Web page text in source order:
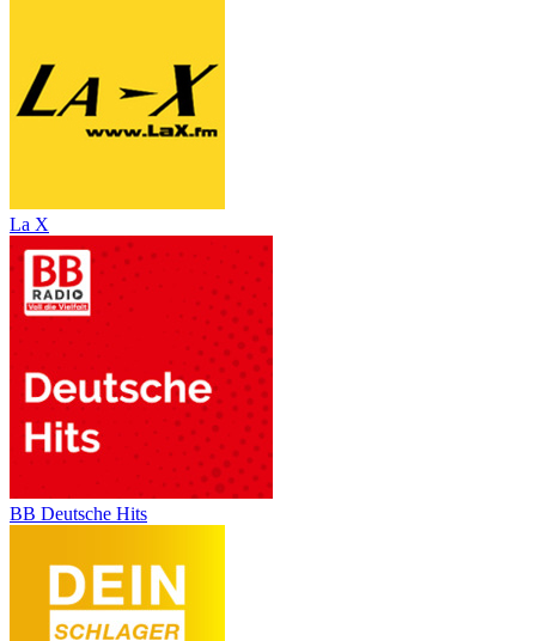
La X
BB Deutsche Hits